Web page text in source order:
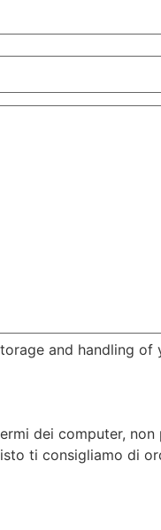
and handling of
dei computer,
ti consigliamo di